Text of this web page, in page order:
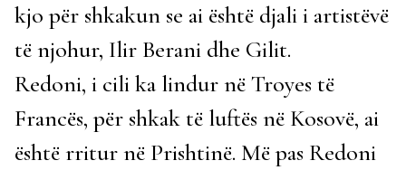
kjo për shkakun se ai është djali i artistëvë
të njohur, Ilir Berani dhe Gilit.
Redoni, i cili ka lindur në Troyes të
Francës, për shkak të luftës në Kosovë, ai
është rritur në Prishtinë. Më pas Redoni